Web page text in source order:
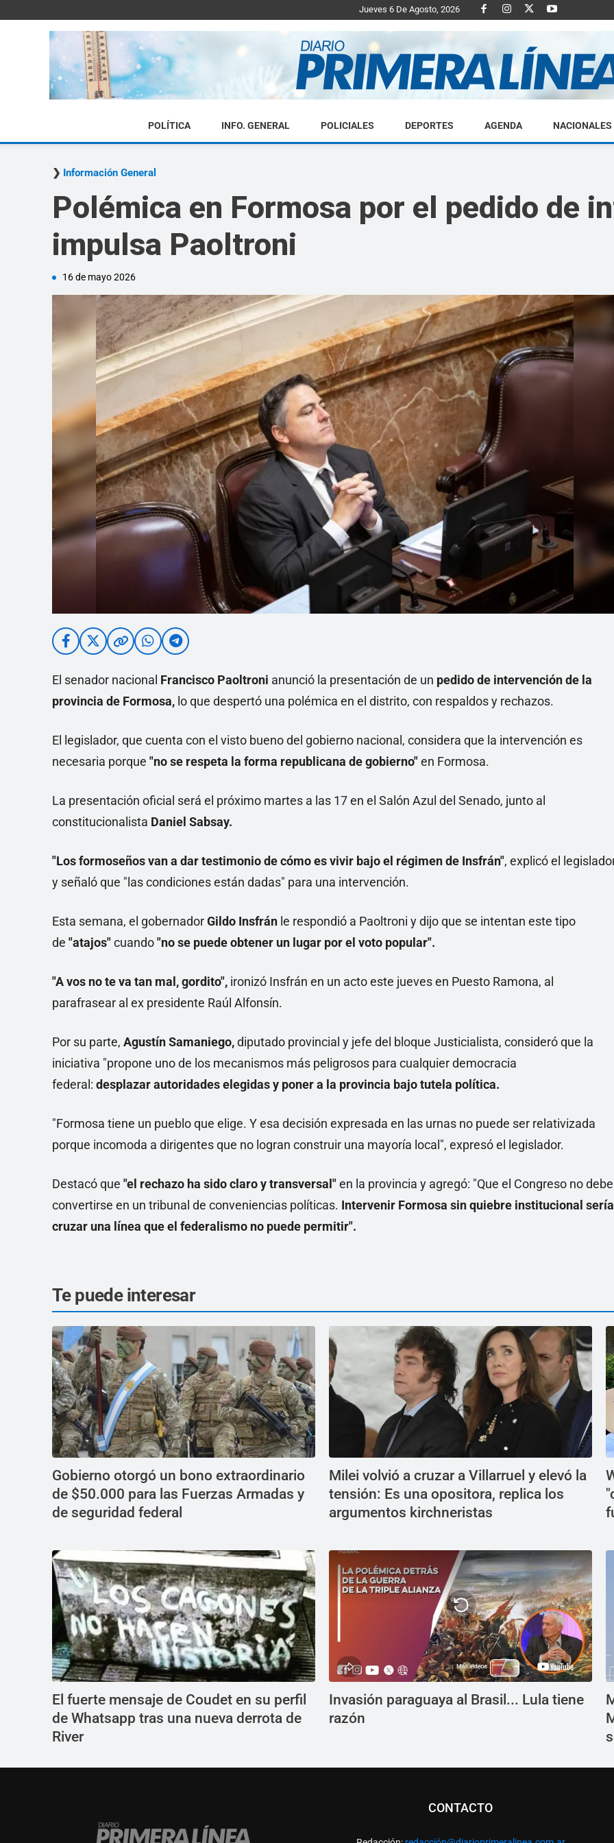
Jueves 6 De Agosto, 2026
Diario
Linea
POLÍTICA INFO. GENERAL POLICIALES DEPORTES AGENDA NACIONALES
Información General
Polémica en Formosa por el pedido de
impulsa Paoltroni
16 de mayo 2026
El senador nacional Francisco Paoltroni anunció la presentación de un pedido de intervención de la
provincia de Formosa, lo que despertó una polémica en el distrito, con respaldos y rechazos.
El legislador, que cuenta con el visto bueno del gobierno nacional, considera que la intervención es
necesaria porque "no se respeta la forma republicana de gobierno"en Formosa.
La presentación oficial será el próximo martes a las 17 en el Salón Azul del Senado, junto al
constitucionalista Daniel Sabsay.
"Los formoseños van a dar testimonio de cómo es vivir bajo el régimen de Insfrán", explicó el
y señaló que "las condiciones están dadas" para una intervención.
Esta semana, el gobernadorGildo Insfrán le respondió a Paoltroni y dijo que se intentan este tipo
de "atajos"cuando"no se puede obtener un lugar por el voto popular".
"A vos no te va tan mal, gordito", ironizó Insfrán en un acto este jueves en Puesto Ramona, al
parafrasear al ex presidente Raúl Alfonsín.
Por su parte, Agustín Samaniego,diputado provincial y jefe del bloque Justicialista, consideró que la
iniciativa "propone uno de los mecanismos más peligrosos para cualquier democracia
federal: desplazar autoridades elegidas y poner a la provincia bajo tutela política.
"Formosa tiene un pueblo que elige. Y esa decisión expresada en las urnas no puede ser relativizada
porque incomoda a dirigentes que no logran construir una mayoría local", expresó el legislador.
Destacó que "el rechazo ha sido claro y transversal"en la provincia y agregó: "Que el Congreso no debe
convertirse en un tribunal de conveniencias políticas. Intervenir Formosa sin quiebre institucional sería
cruzar una línea que el federalismo no puede permitir".
Te puede interesar
Gobierno otorgó un bono extraordinario
de $50.000 para las Fuerzas Armadas y
de seguridad federal
Milei volvió a cruzar a Villarruel y elevó la
tensión: Es una opositora, replica los
argumentos kirchneristas
El fuerte mensaje de Coudet en su perfil
de Whatsapp tras una nueva derrota de
River
Invasión paraguaya al Brasil... Lula tiene
razón
CONTACTO